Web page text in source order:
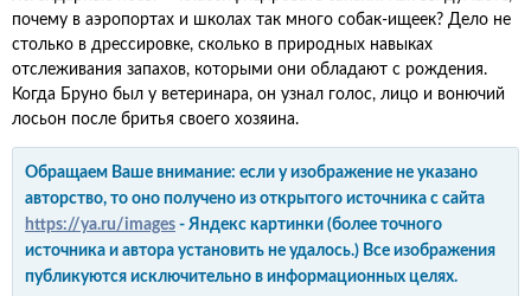
почему в аэропортах и школах так много собак-ищеек? Дело не
столько в дрессировке, сколько в природных навыках
отслеживания запахов, которыми они обладают с рождения.
Когда Бруно был у ветеринара, он узнал голос, лицо и вонючий
лосьон после бритья своего хозяина.
Обращаем Ваше внимание: если у изображение не указано
авторство, то оно получено из открытого источника с сайта
https://ya.ru/images - Яндекс картинки (более точного
источника и автора установить не удалось.) Все изображения
публикуются исключительно в информационных целях.